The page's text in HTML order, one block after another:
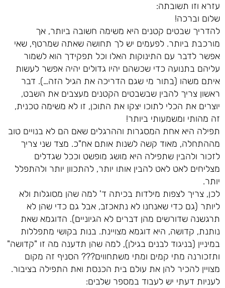
עזרא וזו תשובתה:
שלום וברכה!
להדריך שבטים קטנים היא משימה חשובה ביותר, אך
מורכבת ביותר. לפעמים יש לך תחושה שאתה שמרטף, שאי
אפשר לדבר עם התינוקות האלו וכל תפקידך הוא לשמור
עליהם בתנועה כדי שכשהם יהיו גדולים יהיה אפשר לעשות
איתם משהו (בתור מי שגם הדריכה את הגיל הזה…). דבר
ראשון צריך להבין שבשבטים הקטנים מעצבים את השבט,
יוצרים את הכלי לתוכו יצקו את התוכן, זו לא משימה טכנית,
זה מהותי ומשמעותי ביותר!
תפילה היא אחת המסגרות וההרגלים שאם הם לא בנויים טוב
מההתחלה, מאוד קשה לשנות אותם אח"כ. מצד שני צריך
לזכור ולהבין שתפילה היא מושג מופשט וככל שגדלים
מצליחים לאט לאט להבין אותו יותר, להתכוון יותר ולהתפלל
יותר.
לכן, צריך לצפות מילדות בכיתה ד' למה שהן מסוגלות ולא
ליותר (גם כדי שאנחנו לא נתאכזב, אבל גם כדי שהן לא
תרגשנה שדורשים מהן דברים לא הגיוניים). הדוגמא שאת
נותנת, קדושה, היא דוגמא מצויינת. בנות בקושי מתפללות
במיניין (בניגוד לבנים בגילן), למה שהן תדענה מה זו "קדושה"
ותזכורנה מתי קמים ומתי משתחווים??? הסניף זה מקום
מצויין להכיר להן את עולם בית הכנסת ואת התפילה בציבור.
לעניות דעתי יש לעבוד במספר שלבים: